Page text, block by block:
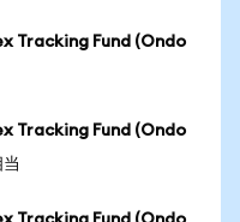
Tracking Fund (Ondo
Tracking Fund (Ondo